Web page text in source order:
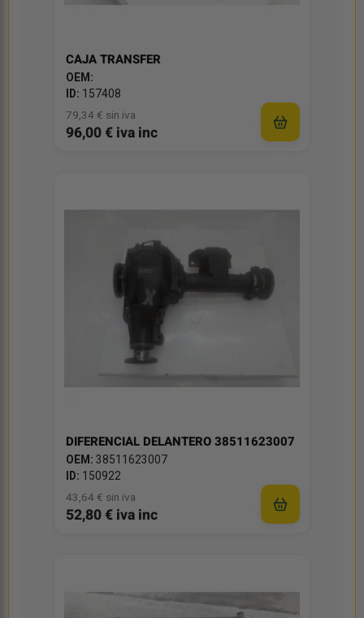
CAJA TRANSFER
OEM:
ID: 157408
79,34 € sin iva
96,00 € iva inc
DIFERENCIAL DELANTERO 38511623007
OEM: 38511623007
ID: 150922
43,64 € sin iva
52,80 € iva inc